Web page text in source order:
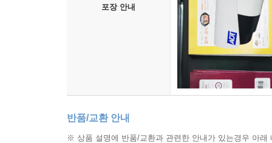
포장 안내
반품/교환 안내
※ 상품 설명에 반품/교환과 관련한 안내가 있는경우 아